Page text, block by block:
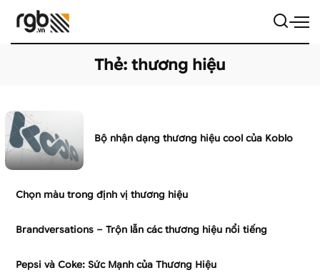
Thẻ: thương hiệu
Bộ nhận dạng thương hiệu cool của Koblo
Chọn màu trong định vị thương hiệu
Brandversations – Trộn lẫn các thương hiệu nổi tiếng
Pepsi và Coke: Sức Mạnh của Thương Hiệu